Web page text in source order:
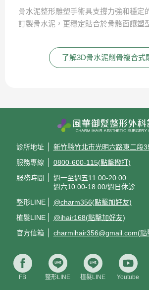
骨水泥整形雕塑手術具支撐力強和穩定
訂製骨水泥，更穩定貼合於骨骼面讓塑
了解3D骨水泥削骨複合式
診所地址
新竹縣竹北市光明六路東二段
服務專線
0800-600-115(點擊撥打)
服務時間
週一至週五11:00-20:00
週六10:00-18:00/週日休診
整形LINE
@charm356(點擊加好友)
植髮LINE
@ihair168(點擊加好友)
官方信箱
charmihair356@gmail.com(點
FB 整形LINE 植髮LINE Youtube